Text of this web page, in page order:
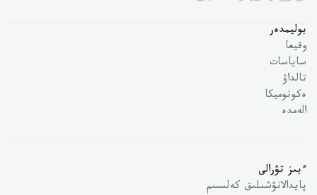
بوليمدەر
وقيعا
ساياسات
تالداۋ
ەكونوميكا
الەمدە
ءبىز تۋرالى
پايدالانۋشىلىق كەلىسىم